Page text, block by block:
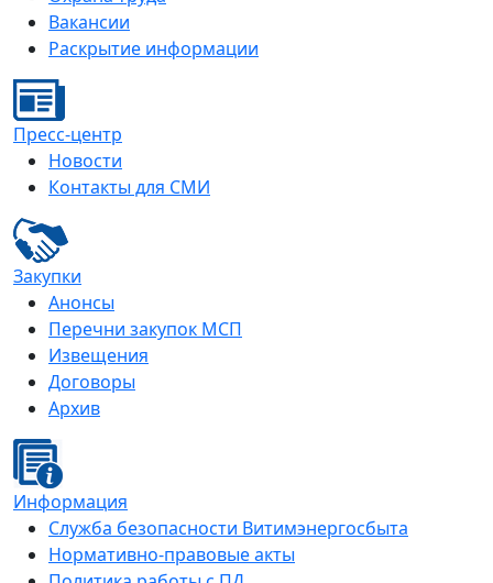
Вакансии
Раскрытие информации
Пресс-центр
Новости
Контакты для СМИ
Закупки
Анонсы
Перечни закупок МСП
Извещения
Договоры
Архив
Информация
Служба безопасности Витимэнергосбыта
Нормативно-правовые акты